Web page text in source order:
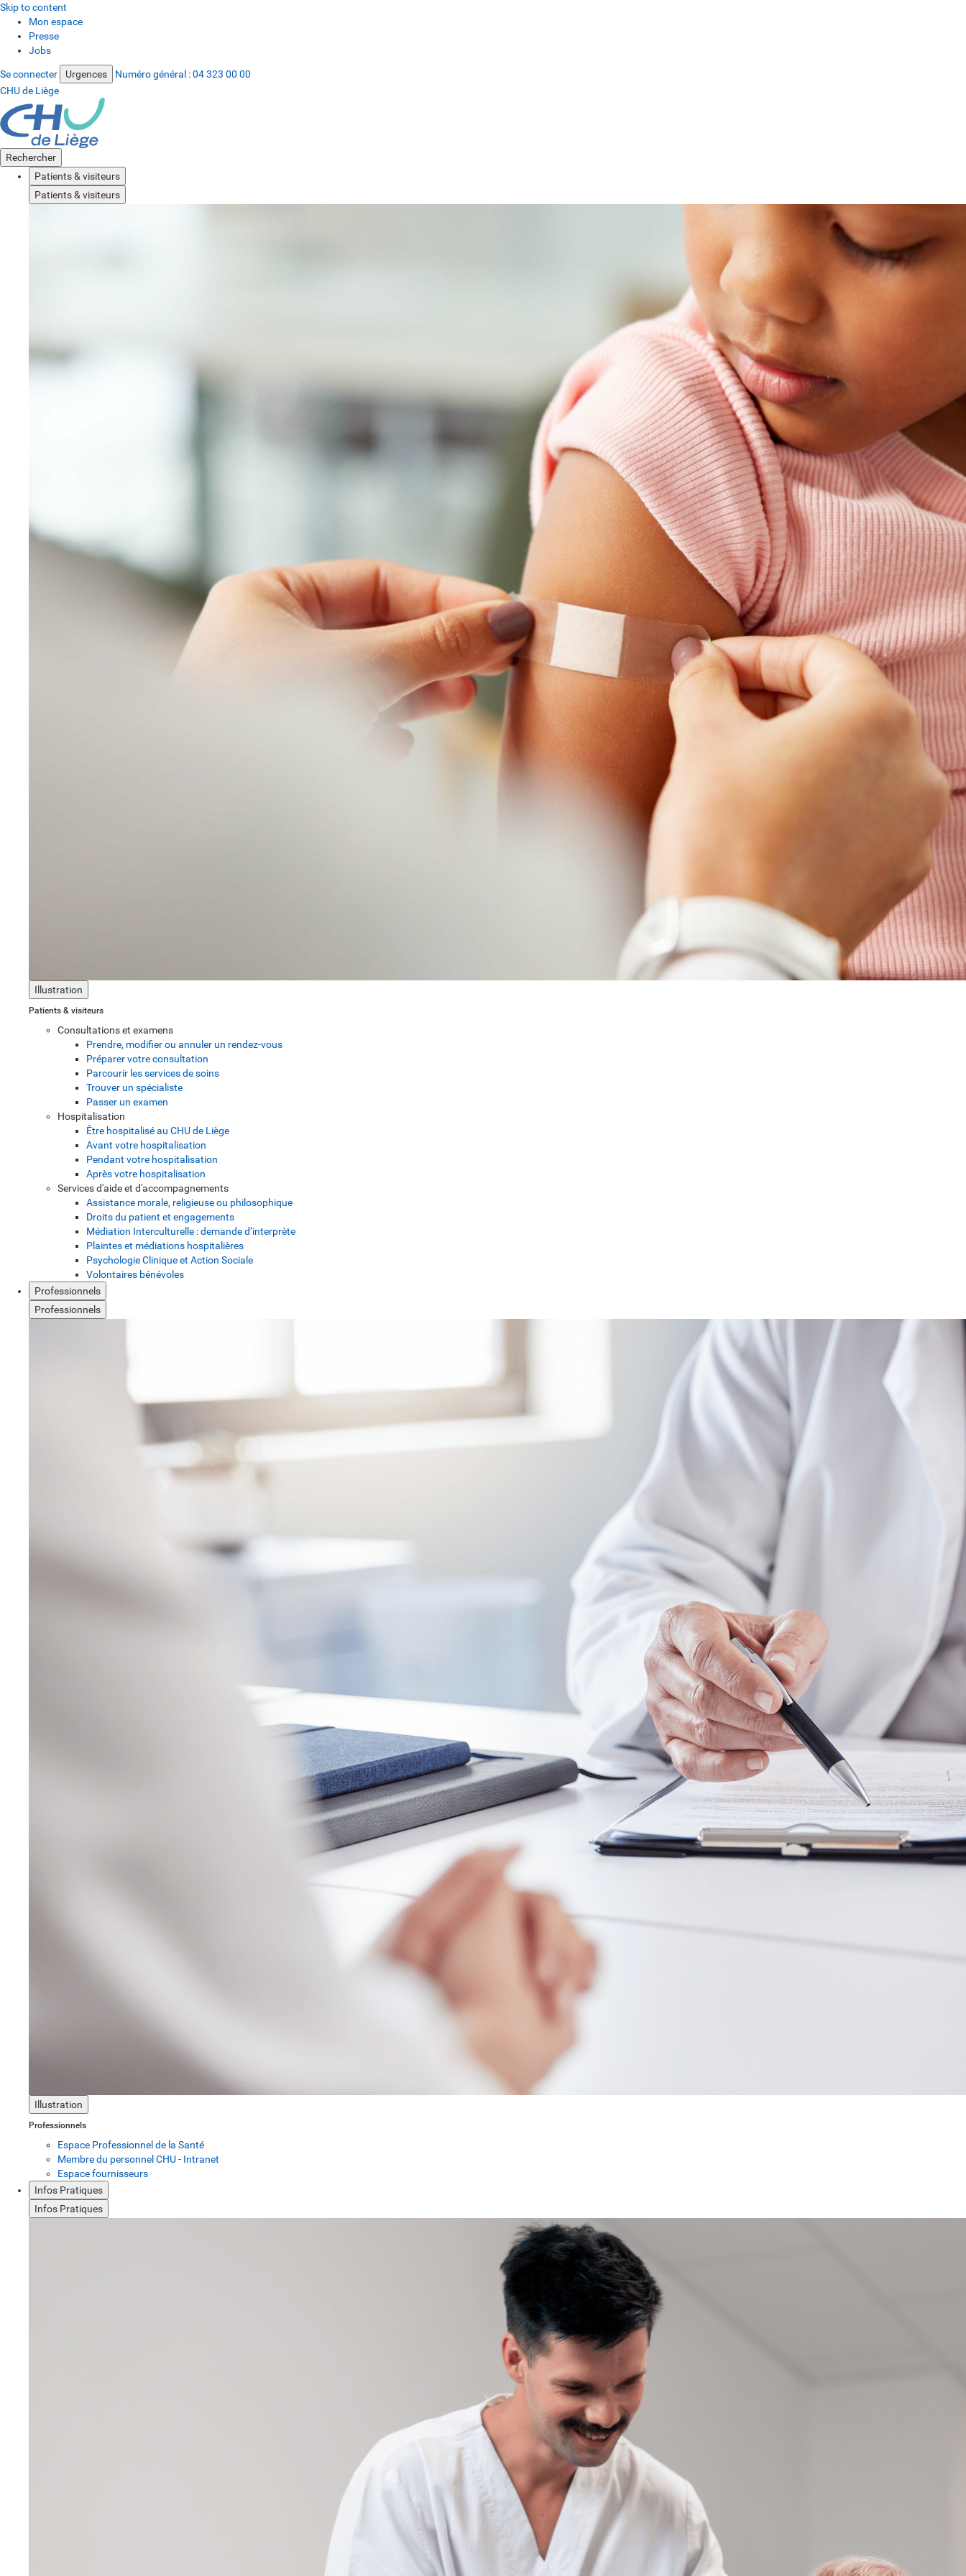
Skip to content
Mon espace
Presse
Jobs
Se connecter Urgences Numéro général :04 323 00 00
CHU de Liège
Rechercher
Patients & visiteurs
Patients & visiteurs
Illustration
Patients & visiteurs
Consultations et examens
Prendre, modifier ou annuler un rendez-vous
Préparer votre consultation
Parcourir les services de soins
Trouver un spécialiste
Passer un examen
Hospitalisation
Être hospitalisé au CHU de Liège
Avant votre hospitalisation
Pendant votre hospitalisation
Après votre hospitalisation
Services d'aide et d'accompagnements
Assistance morale, religieuse ou philosophique
Droits du patient et engagements
Médiation Interculturelle : demande d’interprète
Plaintes et médiations hospitalières
Psychologie Clinique et Action Sociale
Volontaires bénévoles
Professionnels
Professionnels
Illustration
Professionnels
Espace Professionnel de la Santé
Membre du personnel CHU - Intranet
Espace fournisseurs
Infos Pratiques
Infos Pratiques